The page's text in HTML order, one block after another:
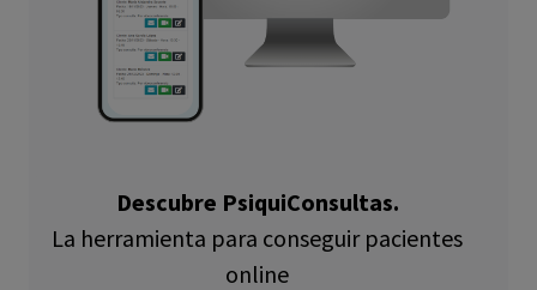
Descubre PsiquiConsultas.
La herramienta para conseguir pacientes
online